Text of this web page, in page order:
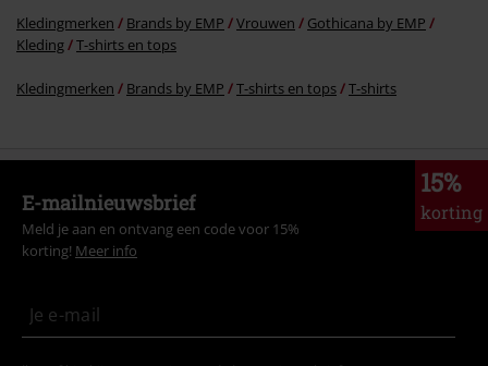
Kledingmerken Brands by EMP Vrouwen
Gothicana by EMP
Kleding
T-shirts en tops
Kledingmerken Brands by EMP T-shirts en tops T-shirts
15%
korting
E-mailnieuwsbrief
Meld je aan en ontvang een code voor 15%
korting! Meer info